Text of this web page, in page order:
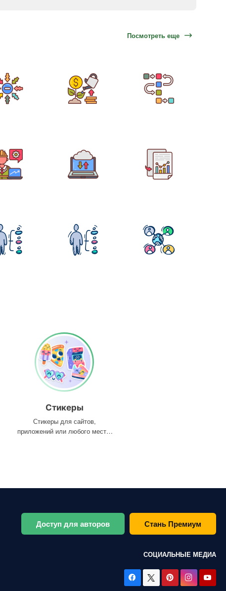
Посмотреть еще
Стикеры
Стикеры для сайтов,
приложений или любого места,
Доступ для авторов Стань Премиум
СОЦИАЛЬНЫЕ МЕДИА